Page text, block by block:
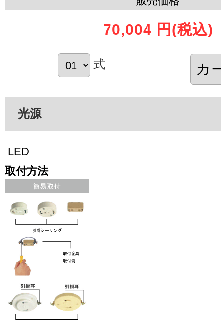
70,004 円 (税込)
式
光源
LED
取付方法